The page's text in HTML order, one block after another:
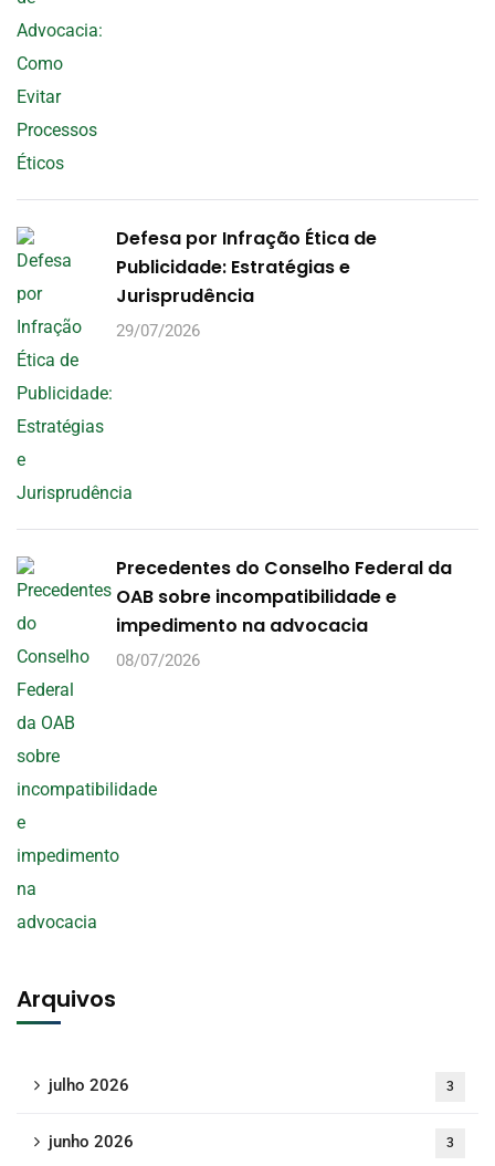
Defesa por Infração Ética de
Publicidade: Estratégias e
Jurisprudência
29/07/2026
Precedentes do Conselho Federal da
OAB sobre incompatibilidade e
impedimento na advocacia
08/07/2026
Arquivos
julho 2026 3
junho 2026 3